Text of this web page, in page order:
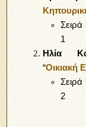
1
Ηλία
“Οικιακή
2